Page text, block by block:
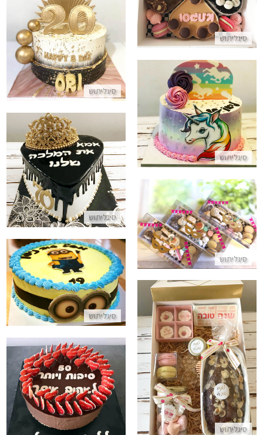
סיגליתוש
התקשר/י
סיגליתוש
עוגה מעוצבת לגבר
התקשר/י
סיגליתוש
עוגת חד קרן מיוחדת
התקשר/י
סיגליתוש
עוגת טפטופים פרווה בצורת לב
התקשר/י
סיגליתוש
מארזים לפורים
התקשר/י
סיגליתוש
עוגת זילוף מיניונים
התקשר/י
סיגליתוש
ראש השנה מארז עוגות מתוק
התקשר/י
עוגת 50 סיבות לאהוב אותך
התקשר/י